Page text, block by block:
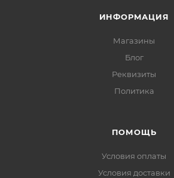
ИНФОРМАЦИЯ
Магазины
Блог
Реквизиты
Политика
ПОМОЩЬ
Условия оплаты
Условия доставки